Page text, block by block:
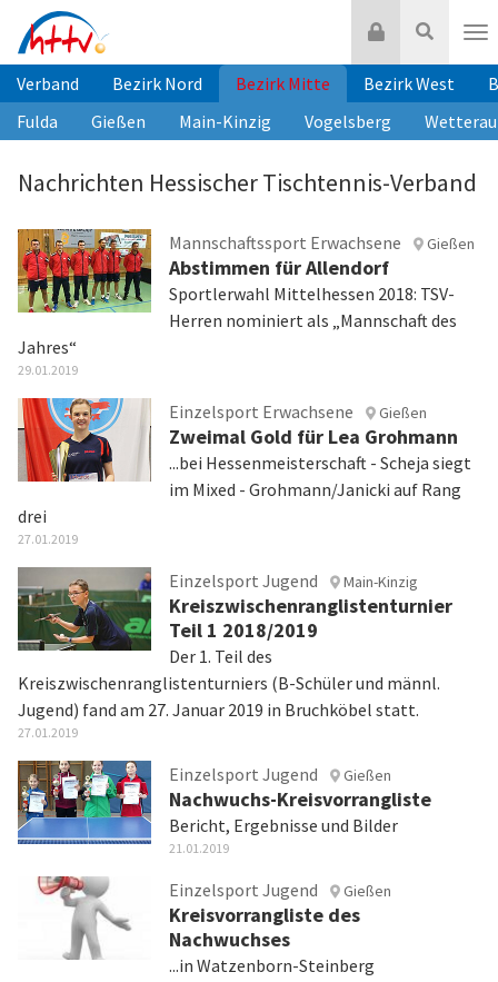
Inhalt
springen
Suche
Login
Verband Bezirk Nord Bezirk Mitte Bezirk West
Fulda
Gießen Main-Kinzig Vogelsberg Wetterau
Nachrichten Hessischer Tischtennis-Verband
Mannschaftssport Erwachsene Gießen
Abstimmen für Allendorf
Sportlerwahl Mittelhessen 2018: TSV-
Herren nominiert als „Mannschaft des
Jahres“
29.01.2019
Einzelsport Erwachsene Gießen
Zweimal Gold für Lea Grohmann
...bei Hessenmeisterschaft - Scheja siegt
im Mixed - Grohmann/Janicki auf Rang
drei
27.01.2019
Einzelsport Jugend Main-Kinzig
Kreiszwischenranglistenturnier
Teil 1 2018/2019
Der 1. Teil des
Kreiszwischenranglistenturniers (B-Schüler und männl.
Jugend) fand am 27. Januar 2019 in Bruchköbel statt.
27.01.2019
Einzelsport Jugend Gießen
Nachwuchs-Kreisvorrangliste
Bericht, Ergebnisse und Bilder
21.01.2019
Einzelsport Jugend Gießen
Kreisvorrangliste des
Nachwuchses
...in Watzenborn-Steinberg